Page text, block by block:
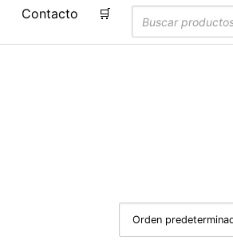
Contacto 🛒
de
productos